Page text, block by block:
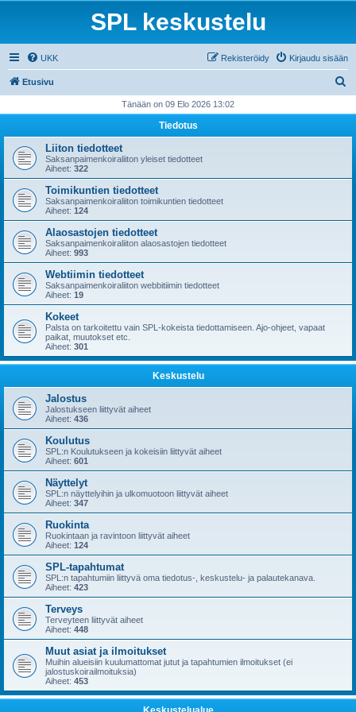
SPL keskustelu
UKK Kirjaudu sisään
Rekisteröidy
Etusivu
i
Tänään on 09 Elo 2026 13:02
Tiedotus
Liiton tiedotteet
Saksanpaimenkoiraliiton yleiset tiedotteet
Aiheet: 322
Toimikuntien tiedotteet
Saksanpaimenkoiraliiton toimikuntien tiedotteet
Aiheet: 124
Alaosastojen tiedotteet
Saksanpaimenkoiraliiton alaosastojen tiedotteet
Aiheet: 993
Webtiimin tiedotteet
Saksanpaimenkoiraliiton webbitiimin tiedotteet
Aiheet: 19
Kokeet
Palsta on tarkoitettu vain SPL-kokeista tiedottamiseen. Ajo-ohjeet, vapaat
paikat, muutokset etc.
Aiheet: 301
Keskustelu
Jalostus
Jalostukseen liittyvät aiheet
Aiheet: 436
Koulutus
SPL:n Koulutukseen ja kokeisiin liittyvät aiheet
Aiheet: 601
Näyttelyt
SPL:n näyttelyihin ja ulkomuotoon liittyvät aiheet
Aiheet: 347
Ruokinta
Ruokintaan ja ravintoon liittyvät aiheet
Aiheet: 124
SPL-tapahtumat
SPL:n tapahtumiin liittyvä oma tiedotus-, keskustelu- ja palautekanava.
Aiheet: 423
Terveys
Terveyteen liittyvät aiheet
Aiheet: 448
Muut asiat ja ilmoitukset
Muihin alueisiin kuulumattomat jutut ja tapahtumien ilmoitukset (ei
jalostuskoirailmoituksia)
Aiheet: 453